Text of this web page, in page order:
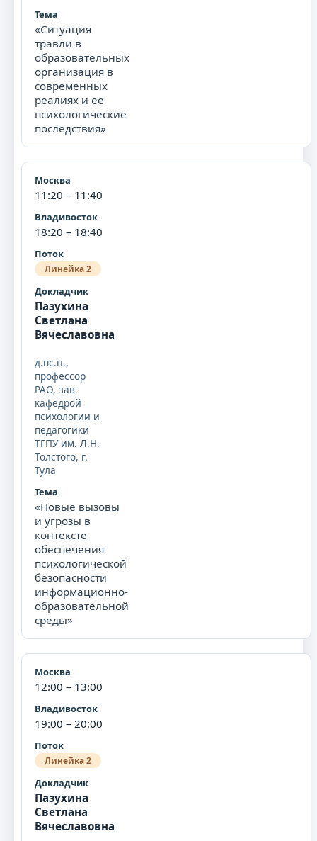
«Ситуация
травли в
образовательных
организация в
современных
реалиях и ее
психологические
последствия»
11:20 – 11:40
18:20 – 18:40
Линейка 2
Пазухина
Светлана
Вячеславовна
д.пс.н.,
профессор
РАО, зав.
кафедрой
психологии и
педагогики
ТГПУ им. Л.Н.
Толстого, г.
Тула
«Новые вызовы
и угрозы в
контексте
обеспечения
психологической
безопасности
информационно-
образовательной
среды»
12:00 – 13:00
19:00 – 20:00
Линейка 2
Пазухина
Светлана
Вячеславовна